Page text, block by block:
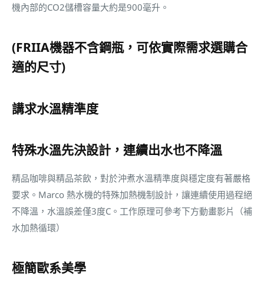
機內部的CO2儲槽容量大約是900毫升。
(FRIIA機器不含鋼瓶，可依實際需求選購合
適的尺寸)
講求水溫精準度
特殊水溫先決設計，連續出水也不降溫
精品咖啡與精品茶飲，對於沖煮水溫精準度與穩定度有著嚴格
要求。Marco 熱水機的特殊加熱機制設計，讓連續使用過程絕
不降溫，水溫誤差僅3度C。工作原理可參考下方動畫影片（補
水加熱循環）
極簡歐系美學